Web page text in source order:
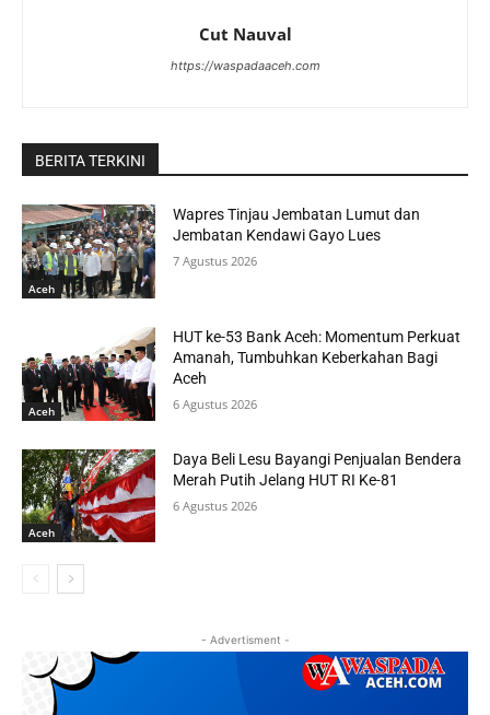
Cut Nauval
https://waspadaaceh.com
BERITA TERKINI
Aceh
Wapres Tinjau Jembatan Lumut dan
Jembatan Kendawi Gayo Lues
7 Agustus 2026
Aceh
HUT ke-53 Bank Aceh: Momentum Perkuat
Amanah, Tumbuhkan Keberkahan Bagi
Aceh
6 Agustus 2026
Aceh
Daya Beli Lesu Bayangi Penjualan Bendera
Merah Putih Jelang HUT RI Ke-81
6 Agustus 2026
- Advertisment -